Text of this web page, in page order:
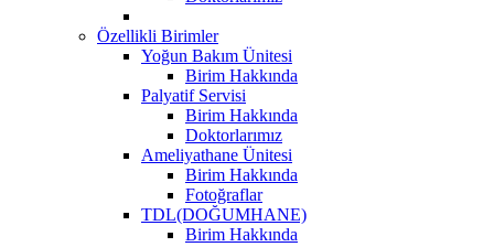
Özellikli Birimler
Yoğun Bakım Ünitesi
Birim Hakkında
Palyatif Servisi
Birim Hakkında
Doktorlarımız
Ameliyathane Ünitesi
Birim Hakkında
Fotoğraflar
TDL(DOĞUMHANE)
Birim Hakkında